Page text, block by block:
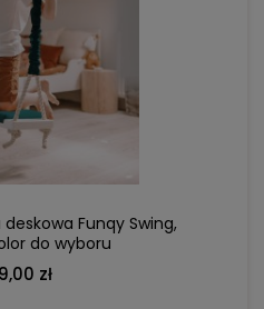
Funqy Swing,
do wyboru
zł